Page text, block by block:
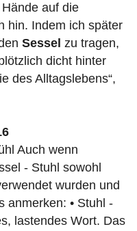
auf die
hin. Indem ich später
Sessel zu tragen,
dicht hinter
des Alltagslebens“,
Auch wenn
- Stuhl sowohl
wurden und
anmerken: • Stuhl -
lastendes Wort. Das